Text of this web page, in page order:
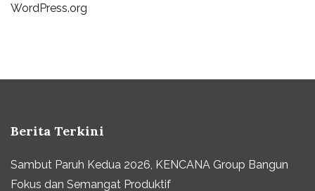
WordPress.org
Berita Terkini
Sambut Paruh Kedua 2026, KENCANA Group Bangun
Fokus dan Semangat Produktif